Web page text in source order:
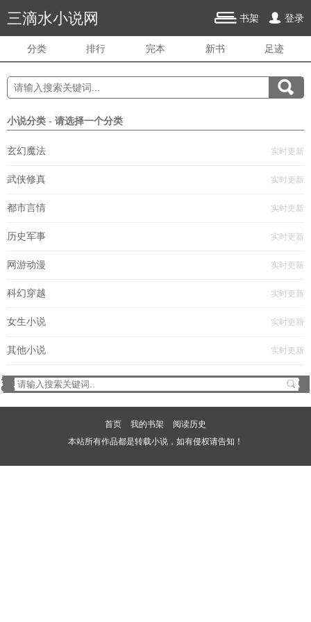
三滴水小说网 书架 登录
分类 排行 完本 新书 足迹
小说分类 - 请选择一个分类
玄幻魔法 实时更新
武侠修真 实时更新
都市言情 实时更新
历史军事 实时更新
网游动漫 实时更新
科幻穿越 实时更新
女生小说 实时更新
其他小说 实时更新
首页 我的书架
阅读历史
本站所有作品都是转载小说，如有侵权请告知！